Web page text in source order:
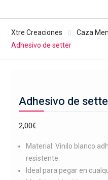
Xtre Creaciones Caza
Adhesivo de setter
Adhesivo de
2,00€
Material: Vinilo blanco
resistente.
Ideal para pegar en